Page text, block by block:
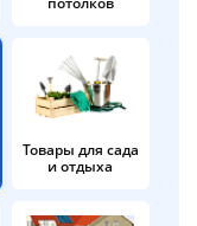
Товары для сада
и отдыха